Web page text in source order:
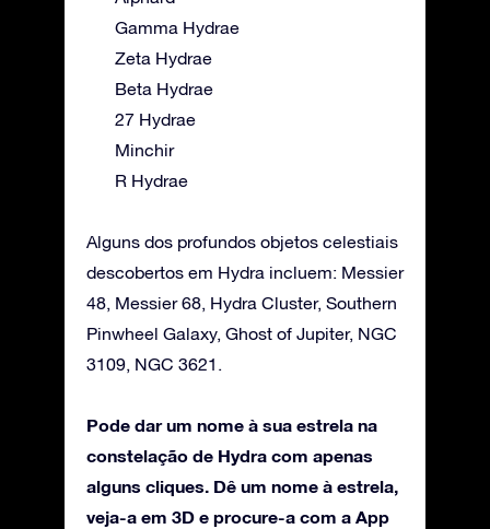
Gamma Hydrae
Zeta Hydrae
Beta Hydrae
27 Hydrae
Minchir
R Hydrae
Alguns dos profundos objetos celestiais
descobertos em Hydra incluem: Messier
48, Messier 68, Hydra Cluster, Southern
Pinwheel Galaxy, Ghost of Jupiter, NGC
3109, NGC 3621.
Pode dar um nome à sua estrela na
constelação de Hydra com apenas
alguns cliques. Dê um nome à estrela,
veja-a em 3D e procure-a com a App